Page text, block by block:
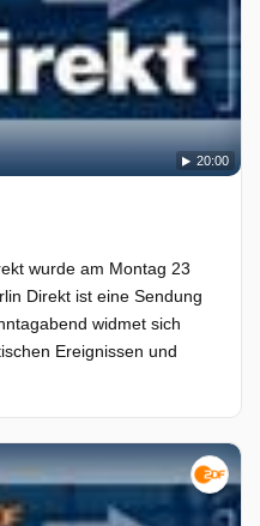
20:00
wurde am Montag 23
Direkt ist eine Sendung
widmet sich
Ereignissen und